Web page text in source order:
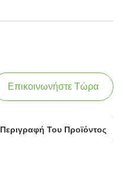
Επικοινωνήστε Τώρα
Περιγραφή Του Προϊόντος